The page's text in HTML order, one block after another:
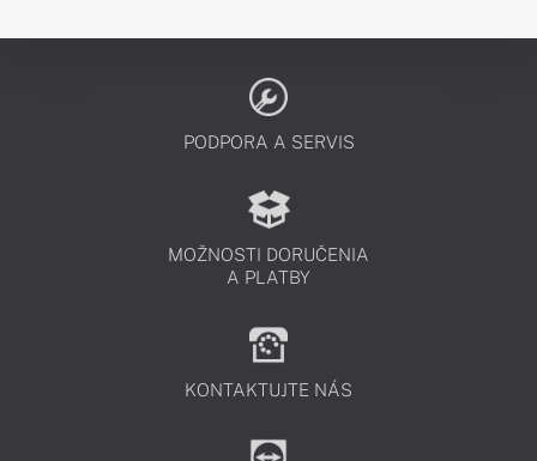
PODPORA A SERVIS
MOŽNOSTI DORUČENIA
A PLATBY
KONTAKTUJTE NÁS